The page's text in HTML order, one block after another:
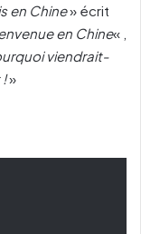
en Chine» écrit
en Chine« ,
viendrait-
»